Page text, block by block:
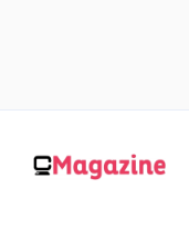
contenuto